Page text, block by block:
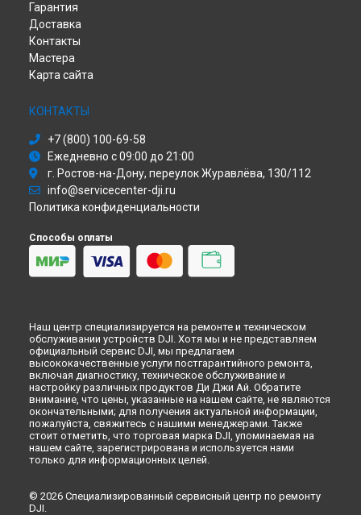
Замена GPS-модуля квадрокоптера DJI в
Замена GPS-модуля квадрокоптера DJI в
Замена GPS-модуля квадрокоптера DJI в
Замена GPS-модуля квадрокоптера DJI в
Замена GPS-модуля квадрокоптера DJI в
Замена GPS-модуля квадрокоптера DJI в
Замена GPS-модуля квадрокоптера DJI в
Замена GPS-модуля квадрокоптера DJI в
Петербурге
Гарантия
Доставка
Контакты
Мастера
Карта сайта
КОНТАКТЫ
+7 (800) 100-69-58
Ежедневно с 09:00 до 21:00
г. Ростов-на-Дону, переулок Журавлёва, 130/112
info@servicecenter-dji.ru
Политика конфиденциальности
Способы оплаты
Наш центр специализируется на ремонте и техническом
обслуживании устройств DJI. Хотя мы и не представляем
официальный сервис DJI, мы предлагаем
высококачественные услуги постгарантийного ремонта,
включая диагностику, техническое обслуживание и
настройку различных продуктов Ди Джи Ай. Обратите
внимание, что цены, указанные на нашем сайте, не являются
окончательными; для получения актуальной информации,
пожалуйста, свяжитесь с нашими менеджерами. Также
стоит отметить, что торговая марка DJI, упоминаемая на
нашем сайте, зарегистрирована и используется нами
только для информационных целей.
© 2026 Специализированный сервисный центр по ремонту
DJI.